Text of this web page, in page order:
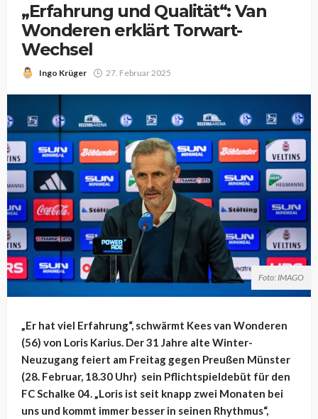
„Erfahrung und Qualität“: Van
Wonderen erklärt Torwart-
Wechsel
Ingo Krüger 27. Februar 2025
Foto: IMAGO
„Er hat viel Erfahrung“, schwärmt Kees van Wonderen
(56) von Loris Karius. Der 31 Jahre alte Winter-
Neuzugang feiert am Freitag gegen Preußen Münster
(28. Februar, 18.30 Uhr) sein Pflichtspieldebüt für den
FC Schalke 04. „Loris ist seit knapp zwei Monaten bei
uns und kommt immer besser in seinen Rhythmus“,